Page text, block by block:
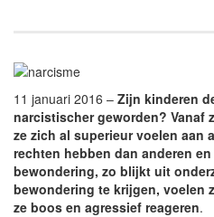
11 januari 2016 – Zijn kinderen
narcistischer geworden? Vanaf
ze zich al superieur voelen aan
rechten hebben dan anderen
bewondering, zo blijkt uit
bewondering te krijgen, voelen
ze boos en agressief reageren.